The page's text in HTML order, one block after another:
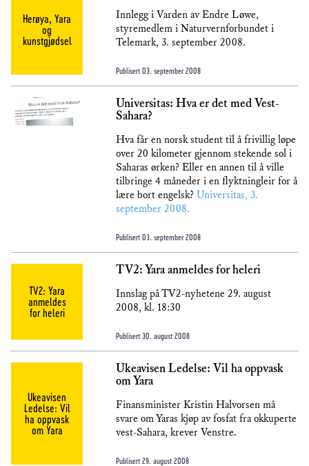
Herøya, Yara
og
kunstgjødsel
Innlegg i Varden av Endre Løwe,
styremedlem i Naturvernforbundet i
Telemark, 3. september 2008.
Publisert 03. september 2008
Universitas: Hva er det med Vest-
Sahara?
Hva får en norsk student til å frivillig løpe
over 20 kilometer gjennom stekende sol i
Saharas ørken? Eller en annen til å ville
tilbringe 4 måneder i en flyktningleir for å
lære bort engelsk? Universitas, 3.
september 2008.
Publisert 03. september 2008
TV2: Yara
anmeldes
for heleri
TV2: Yara anmeldes for heleri
Innslag på TV2-nyhetene 29. august
2008, kl. 18:30
Publisert 30. august 2008
Ukeavisen
Ledelse: Vil
ha oppvask
om Yara
Ukeavisen Ledelse: Vil ha oppvask
om Yara
Finansminister Kristin Halvorsen må
svare om Yaras kjøp av fosfat fra okkuperte
vest-Sahara, krever Venstre.
Publisert 29. august 2008